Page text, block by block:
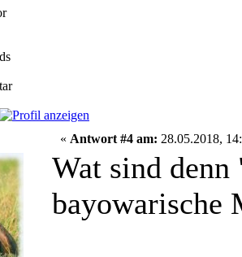
« Antwort #4 am: 28.05.2018,
Wat sind